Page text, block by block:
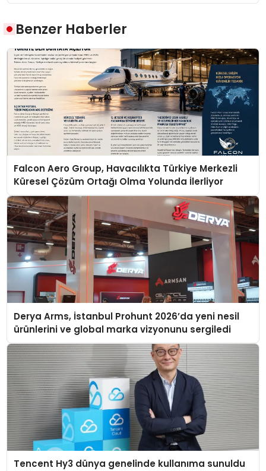
Benzer Haberler
Falcon Aero Group, Havacılıkta Türkiye Merkezli
Küresel Çözüm Ortağı Olma Yolunda İlerliyor
Derya Arms, İstanbul Prohunt 2026’da yeni nesil
ürünlerini ve global marka vizyonunu sergiledi
Tencent Hy3 dünya genelinde kullanıma sunuldu